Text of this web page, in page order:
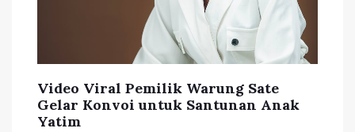
Video Viral Pemilik Warung Sate
Gelar Konvoi untuk Santunan Anak
Yatim